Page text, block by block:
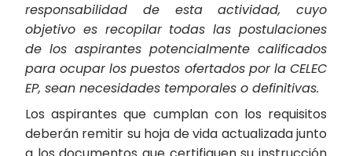
responsabilidad de esta actividad, cuyo
objetivo es recopilar todas las postulaciones
de los aspirantes potencialmente calificados
para ocupar los puestos ofertados por la CELEC
EP, sean necesidades temporales o definitivas.
Los aspirantes que cumplan con los requisitos
deberán remitir su hoja de vida actualizada junto